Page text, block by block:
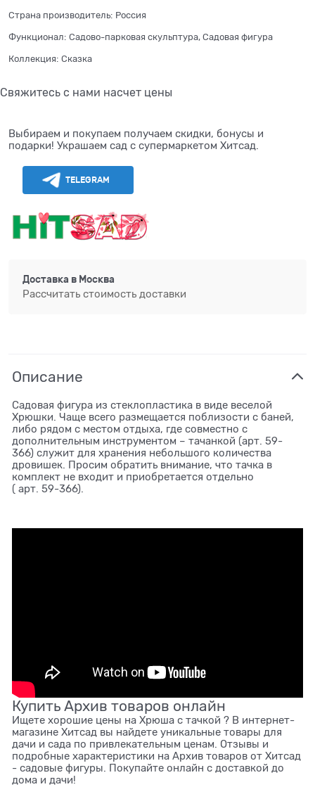
Страна производитель: Россия
Функционал: Садово-парковая скульптура, Садовая фигура
Коллекция: Сказка
Свяжитесь с нами насчет цены
Выбираем и покупаем получаем скидки, бонусы и
подарки! Украшаем сад с супермаркетом Хитсад.
TELEGRAM
Доставка в Москва
Рассчитать стоимость доставки
Описание
Садовая фигура из стеклопластика в виде веселой
Хрюшки. Чаще всего размещается поблизости с баней,
либо рядом с местом отдыха, где совместно с
дополнительным инструментом – тачанкой (арт. 59-
366) служит для хранения небольшого количества
дровишек. Просим обратить внимание, что тачка в
комплект не входит и приобретается отдельно
( арт. 59-366).
Купить Архив товаров онлайн
Ищете хорошие цены на Хрюша с тачкой ? В интернет-
магазине Хитсад вы найдете уникальные товары для
дачи и сада по привлекательным ценам. Отзывы и
подробные характеристики на Архив товаров от Хитсад
- садовые фигуры. Покупайте онлайн с доставкой до
дома и дачи!